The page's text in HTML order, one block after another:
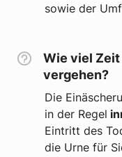
sowie der
Wie viel Zeit
vergehen?
Die
in der Regel
Eintritt des
die Urne für